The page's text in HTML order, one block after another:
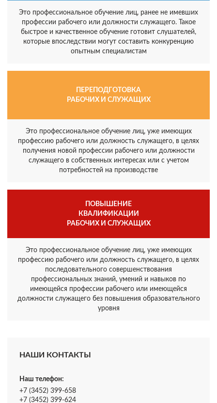
Это профессиональное обучение лиц, ранее не имевших
профессии рабочего или должности служащего. Такое
быстрое и качественное обучение готовит слушателей,
которые впоследствии могут составить конкуренцию
опытным специалистам
ПЕРЕПОДГОТОВКА
РАБОЧИХ И СЛУЖАЩИХ
Это профессиональное обучение лиц, уже имеющих
профессию рабочего или должность служащего, в целях
получения новой профессии рабочего или должности
служащего в собственных интересах или с учетом
потребностей на производстве
ПОВЫШЕНИЕ
КВАЛИФИКАЦИИ
РАБОЧИХ И СЛУЖАЩИХ
Это профессиональное обучение лиц, уже имеющих
профессию рабочего или должность служащего, в целях
последовательного совершенствования
профессиональных знаний, умений и навыков по
имеющейся профессии рабочего или имеющейся
должности служащего без повышения образовательного
уровня
НАШИ КОНТАКТЫ
Наш телефон:
+7 (3452) 399-658
+7 (3452) 399-624